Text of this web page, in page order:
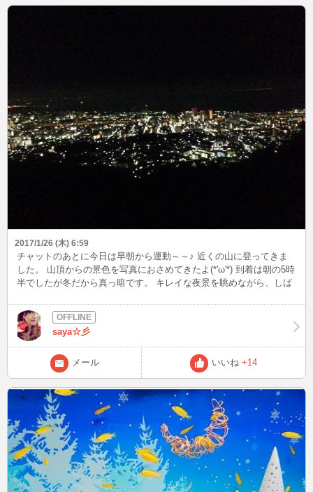
さいなっ💮 ではまたヽ(*´∀｀)ノ
2017/1/26 (木) 6:59
チャットのあとに今日は早朝から運動～～♪ 近くの山に登ってきま
した。 山頂からの景色を写真におさめてきたよ(*'ω'*) 到着は朝の5時
半でしたが冬だから真っ暗です。 キレイな夜景を眺めながら、しば
すらとした赤い三日月。 朝の澄んだ冷たい空気が心をシャキッとさ
せてくれました。 登山より下山のほうがすいすいラクチンだから、
降りてお家に帰ってきたら元気いっぱいです(ﾉ´∀｀*) 本日も皆さまに
とって良い一日になりますように☆ミ
saya☆彡
メール いいね +14